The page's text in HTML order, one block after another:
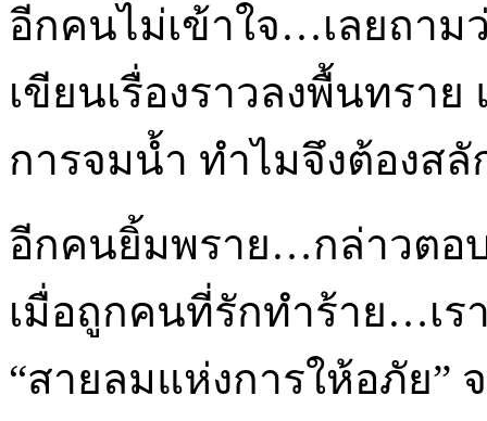
อีกคนไม่เข้าใจ…เลยถาม
เขียนเรื่องราวลงพื้นทรา
การจมน้ำ ทำไมจึงต้องส
อีกคนยิ้มพราย…กล่าวตอ
เมื่อถูกคนที่รักทำร้าย…เ
“สายลมแห่งการให้อภัย”